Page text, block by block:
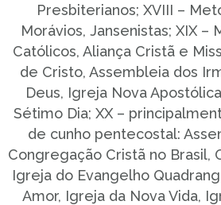
Presbiterianos; XVIII –
Morávios, Jansenistas; XIX –
Católicos, Aliança Cristã e
de Cristo, Assembleia dos
Deus, Igreja Nova
Sétimo Dia; XX –
de cunho pentecostal:
Congregação Cristã no Brasil,
Igreja do Evangelho
Amor, Igreja da Nova Vida,